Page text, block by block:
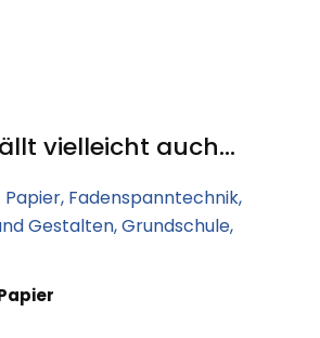
vielleicht auch...